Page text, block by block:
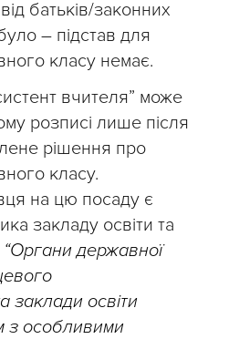
батьків/законних
– підстав для
класу немає.
вчителя” може
розписі лише після
рішення про
класу.
на цю посаду є
закладу освіти та
“Органи державної
заклади освіти
з особливими